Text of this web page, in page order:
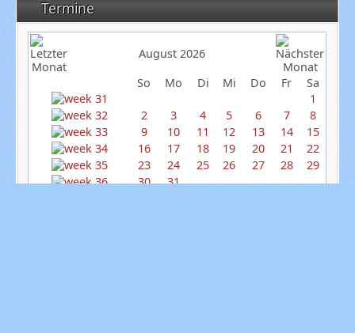
Termine
August 2026
So
Mo Di Mi Do Fr
Sa
1
2
3 4 5 6 7
8
9
10 11 12 13 14
15
16
17 18 19 20 21
22
23
24 25 26 27 28
29
30
31